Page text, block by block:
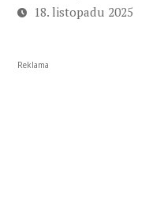
18. listopadu 2025
Reklama